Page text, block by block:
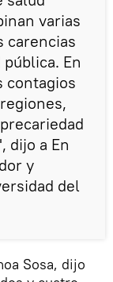
varias
carencias
En
contagios
dijo a En
y
del
Sosa, dijo